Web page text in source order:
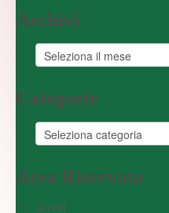
Archivi
Categorie
Area Riservata
Accedi